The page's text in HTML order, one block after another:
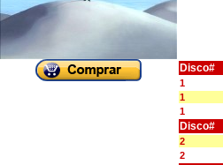
Disco#
1
1
1
Disco#
2
2